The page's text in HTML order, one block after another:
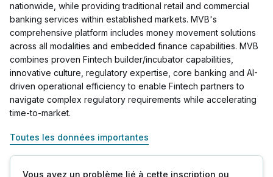
nationwide, while providing traditional retail and commercial
banking services within established markets. MVB's
comprehensive platform includes money movement solutions
across all modalities and embedded finance capabilities. MVB
combines proven Fintech builder/incubator capabilities,
innovative culture, regulatory expertise, core banking and AI-
driven operational efficiency to enable Fintech partners to
navigate complex regulatory requirements while accelerating
time-to-market.
Toutes les données importantes
Vous avez un problème lié à cette inscription ou